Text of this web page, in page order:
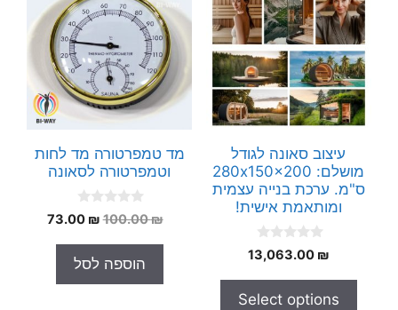
עיצוב סאונה לגודל
מושלם: 280x150x200
ס"מ. ערכת בנייה עצמית
ומותאמת אישית!
0
o
o
13,063.00 ₪
Select options
מד טמפרטורה מד לחות
וטמפרטורה לסאונה
0
o
o
5
100.00₪
המחיר
היה:
100.00 ₪.
73.00 ₪
המחיר
הוספה לסל